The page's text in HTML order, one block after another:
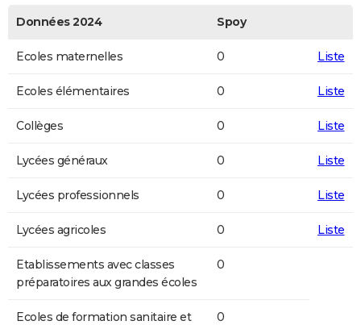
Données 2024 Spoy
Ecoles maternelles 0 Liste
Ecoles élémentaires 0 Liste
Collèges 0 Liste
Lycées généraux 0 Liste
Lycées professionnels 0 Liste
Lycées agricoles 0 Liste
Etablissements avec classes
préparatoires aux grandes écoles
0
Ecoles de formation sanitaire et
0